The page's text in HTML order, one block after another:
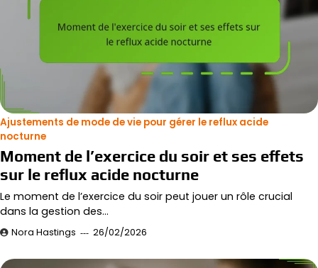
Ajustements de mode de vie pour gérer le reflux acide
nocturne
Moment de l’exercice du soir et ses effets
sur le reflux acide nocturne
Le moment de l’exercice du soir peut jouer un rôle crucial
dans la gestion des…
Nora Hastings 26/02/2026